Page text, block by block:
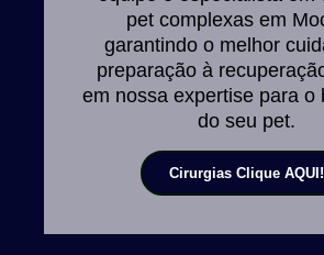
pet complexas em
garantindo o melhor
preparação à
em nossa expertise para o
do seu pet.
Cirurgias Clique AQUI!